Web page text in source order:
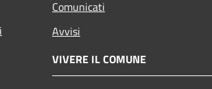
Comunicati
Avvisi
VIVERE IL COMUNE